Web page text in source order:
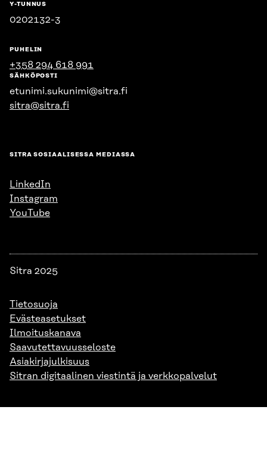
Y-TUNNUS
0202132-3
PUHELIN
+358 294 618 991
SÄHKÖPOSTI
etunimi.sukunimi@sitra.fi
sitra@sitra.fi
SITRA SOSIAALISESSA MEDIASSA
LinkedIn
Instagram
YouTube
Sitra 2025
Tietosuoja
Evästeasetukset
Ilmoituskanava
Saavutettavuusseloste
Asiakirjajulkisuus
Sitran digitaalinen viestintä ja verkkopalvelut